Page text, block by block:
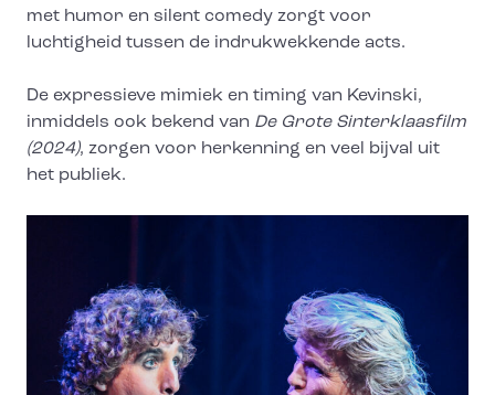
met humor en silent comedy zorgt voor
luchtigheid tussen de indrukwekkende acts.
De expressieve mimiek en timing van Kevinski,
inmiddels ook bekend van De Grote Sinterklaasfilm
(2024), zorgen voor herkenning en veel bijval uit
het publiek.